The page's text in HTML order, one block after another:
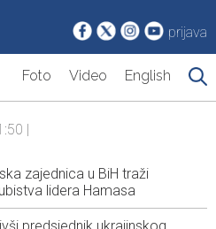
prijava
Foto Video English
|
zajednica u BiH traži
lidera Hamasa